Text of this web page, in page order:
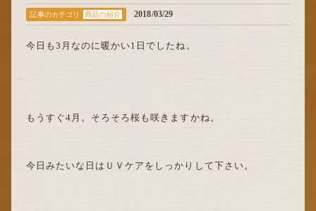
記事のカテゴリ 商品の紹介 2018/03/29
今日も3月なのに暖かい1日でしたね。
もうすぐ4月。そろそろ桜も咲きますかね。
今日みたいな日はＵＶケアをしっかりして下さい。